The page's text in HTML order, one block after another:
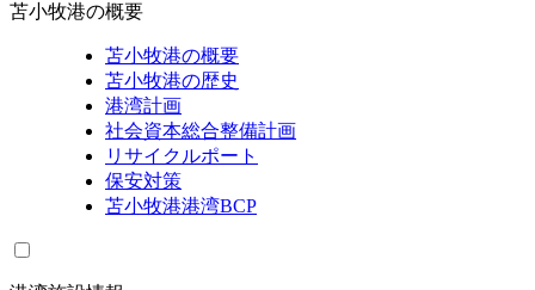
苫小牧港の概要
苫小牧港の概要
苫小牧港の歴史
港湾計画
社会資本総合整備計画
リサイクルポート
保安対策
苫小牧港港湾BCP